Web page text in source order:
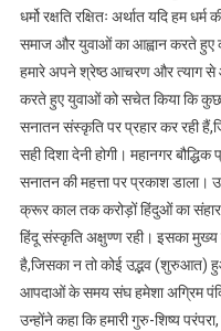
धर्मो रक्षति रक्षितः अर्थात यदि हम धर्म
समाज और युवाओं का आह्वान करते हुए
हमारे अपने श्रेष्ठ आचरण और त्याग से
करते हुए युवाओं को सचेत किया कि
सनातन संस्कृति पर प्रहार कर रही
सही दिशा देनी होगी। महानगर
सनातन की महत्ता पर प्रकाश
क्रूर काल तक करोड़ों हिंदुओं का
हिंदू संस्कृति अक्षुण्ण रही। इसका
है,जिसका न तो कोई उद्भव (शुरुआत)
आपदाओं के समय संघ हमेशा अग्रिम
उन्होंने कहा कि हमारी गुरु-शिष्य